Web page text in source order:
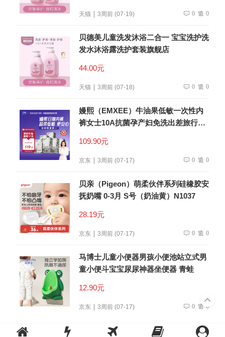
天猫 3周前 (07-19) 0 0
贝德美儿童洗发沐浴二合一 宝宝洗护洗
发水沐浴露洗护套装旗舰店
44.00元
天猫 3周前 (07-18) 0 0
嫚熙（EMXEE）牛油果低敏一次性内
裤女士10A抗菌孕产妇免洗出差旅行日
109.90元
京东 3周前 (07-17) 0 0
贝亲（Pigeon）萌柔伙伴系列硅橡胶安
抚奶嘴 0-3月 S号（奶油黄）N1037
28.19元
京东 3周前 (07-17) 0 0
马博士儿童小便器男孩小便池站立式男
童小便斗宝宝尿尿神器坐便器 青蛙
12.90元
京东 3周前 (07-17) 0 0